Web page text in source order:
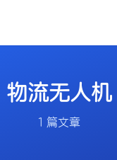
物流无人机
1 篇文章